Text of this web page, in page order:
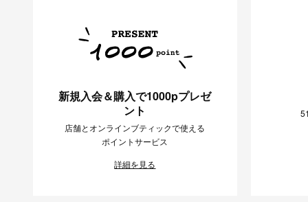
新規入会＆購入で1000pプレゼ
ント
店舗とオンラインブティックで使える
ポイントサービス
詳細を見る